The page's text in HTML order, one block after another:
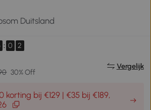
Duitsland
: 0 2
30% Off
Vergelijk
bij €129 | €35 bij €189,